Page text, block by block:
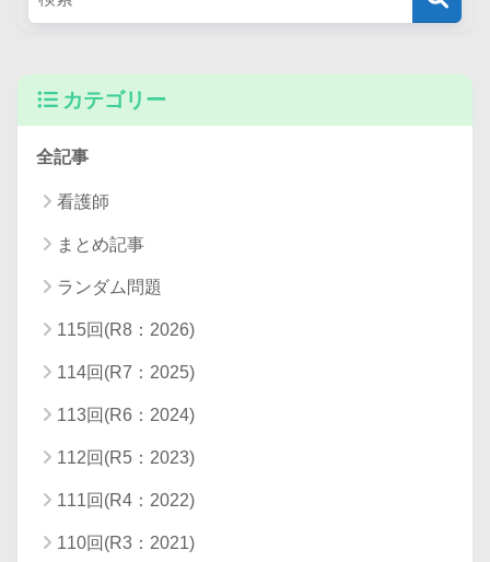
カテゴリー
全記事
看護師
まとめ記事
ランダム問題
115回(R8：2026)
114回(R7：2025)
113回(R6：2024)
112回(R5：2023)
111回(R4：2022)
110回(R3：2021)